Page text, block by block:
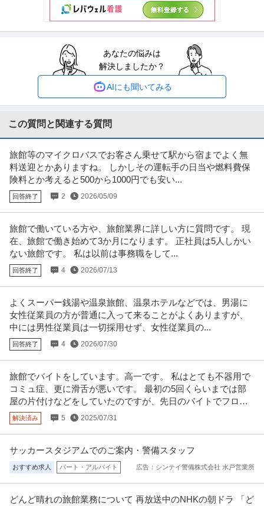
株式会社スタッド ＜羽田空港＞施設保全サポート◆年休126日／土日祝休／
残業10H以下／内勤9割／…続きを見る
経理（財務会計） ／ 経理／土日祝休み／服装自由／賞与4か月分
／平均年齢30代／残業月10時間
昇給あり
年収300万円〜500万円
ア ※会員属性などに応じ、…続きを見る
法務・コンプライアンス ／ 「測量士・測量士補・測量助手」最新
ドローン・3Dレーザースキャナーを駆使する先進的測量技術者／
創業90年の強固なグループ基盤／京都・丸太町駅徒歩1分／完全週
休2日（土日祝）
ひかり司法書士法人
正社員 土日休み 高収入 完全週休2日制
年収800万円〜1,000万円
【職種】管理＞法務・コンプライアンス 【業種】士業＞その他 ※会員属性な
どに応じ、当該求人をビズリ
…続きを見る
提供：ビズリーチ
サビ管 研修修了証必須／サービス管理責任者／土日祝休み／就労
移行・定着支援
株式会社Kaien/Kaien秋葉原
月給31.8万円〜38.9万円
就労移行支援事業所にてサービス管理責任者の募集です＠千代田区 【業務内
容】 就労移行支援事業所にお…続きを見る
SW／病院
医療法人社団真清の会/南多摩クリニック
正社員 交通費支給 昇給あり 土日休み
月給20万円〜30万円
＜土曜日・日曜日・祝日休み＞整形外科・内科・訪問診療クリニックにて訪
ケアマネジャー／土日祝休み／居宅介護支援事業所（ケアマネー
ジャー）
株式会社マロー・サウンズ・カンパニー/ダイバーシティ篠崎
正社員 未経験OK 交通費支給 昇給あり
あなたの悩みは
解決しましたか？
AIにも聞いてみる
この質問と関連する質問
旅館等のマイクロバスでお客さん乗せて駅から宿までよく無
料送迎とかありますね。 しかしその運転手の日当や燃料費保
険料とか考えると500から1000円でも安い...
回答終了 2 2026/05/09
旅館で働いている方や、旅館業界に詳しい方に質問です。 現
在、旅館で働き始めて3か月になります。 正社員は5人しかい
ない旅館です。 私は以前は事務職をして...
回答終了 4 2026/07/13
よくスーパー銭湯や温泉旅館、温泉ホテルなどでは、男湯に
女性従業員の方が普通に入って来ることがよくありますが、
中には男性従業員は一切採用せず、女性従業員の...
回答終了 4 2026/07/30
旅館でバイトをしています。高一です。 私はとても不器用で
コミュ症、更に滑舌が悪いです。 最初の5回くらいまでは部
屋の片付けなどをしていたのですが、先日のバイトでフロン
トでの仕事を任されました。
解決済み 5 2025/07/31
サッカースタジアムでのご案内・警備スタッフ
おすすめ求人 パート・アルバイト 広告：シンテイ警備株式会社 水戸営業所
どんど晴れの旅館業務について 再放送中のNHKの朝ドラ 「ど